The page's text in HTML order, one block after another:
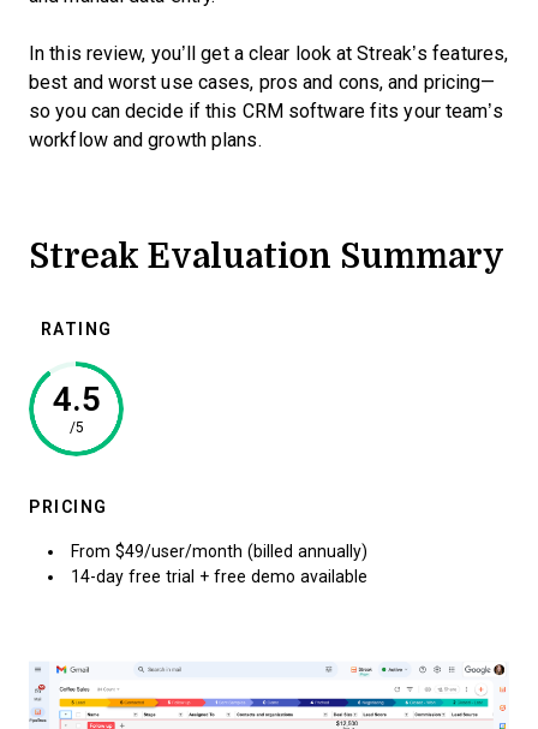
In this review, you’ll get a clear look at Streak’s features,
best and worst use cases, pros and cons, and pricing—
so you can decide if this CRM software fits your team’s
workflow and growth plans.
Streak Evaluation Summary
RATING
4.5
/5
PRICING
From $49/user/month (billed annually)
14-day free trial + free demo available